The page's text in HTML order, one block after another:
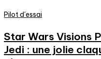
Pilot d'essai
Star Wars Visions
Jedi : une jolie